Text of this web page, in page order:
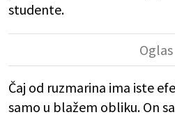
studente.
Čaj od ruzmarina ima iste
samo u blažem obliku. On